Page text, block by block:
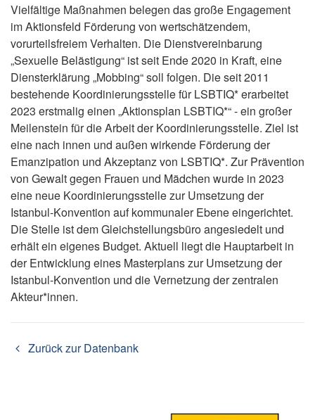
Vielfältige Maßnahmen belegen das große Engagement
im Aktionsfeld Förderung von wertschätzendem,
vorurteilsfreiem Verhalten. Die Dienstvereinbarung
„Sexuelle Belästigung“ ist seit Ende 2020 in Kraft, eine
Diensterklärung „Mobbing“ soll folgen. Die seit 2011
bestehende Koordinierungsstelle für LSBTIQ* erarbeitet
2023 erstmalig einen „Aktionsplan LSBTIQ*“ - ein großer
Meilenstein für die Arbeit der Koordinierungsstelle. Ziel ist
eine nach innen und außen wirkende Förderung der
Emanzipation und Akzeptanz von LSBTIQ*. Zur Prävention
von Gewalt gegen Frauen und Mädchen wurde in 2023
eine neue Koordinierungsstelle zur Umsetzung der
Istanbul-Konvention auf kommunaler Ebene eingerichtet.
Die Stelle ist dem Gleichstellungsbüro angesiedelt und
erhält ein eigenes Budget. Aktuell liegt die Hauptarbeit in
der Entwicklung eines Masterplans zur Umsetzung der
Istanbul-Konvention und die Vernetzung der zentralen
Akteur*innen.
Zurück zur Datenbank